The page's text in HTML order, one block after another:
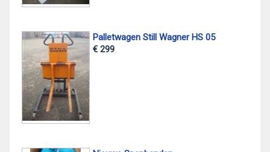
Palletwagen Still Wagner HS 05
€ 299